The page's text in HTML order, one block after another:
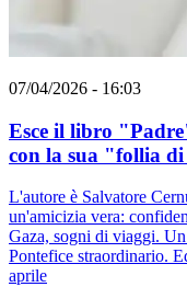
07/04/2026 - 16:03
Esce il libro
con la sua "follia
L'autore è Salvatore
un'amicizia vera:
Gaza, sogni di viaggi.
Pontefice straordinario.
aprile